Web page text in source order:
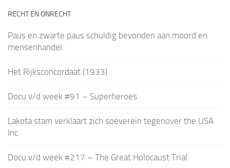
RECHT EN ONRECHT
Paus en zwarte paus schuldig bevonden aan moord en
mensenhandel
Het Rijksconcordaat (1933)
Docu v/d week #91 – Superheroes
Lakota stam verklaart zich soeverein tegenover the USA
Inc.
Docu v/d week #217 – The Great Holocaust Trial